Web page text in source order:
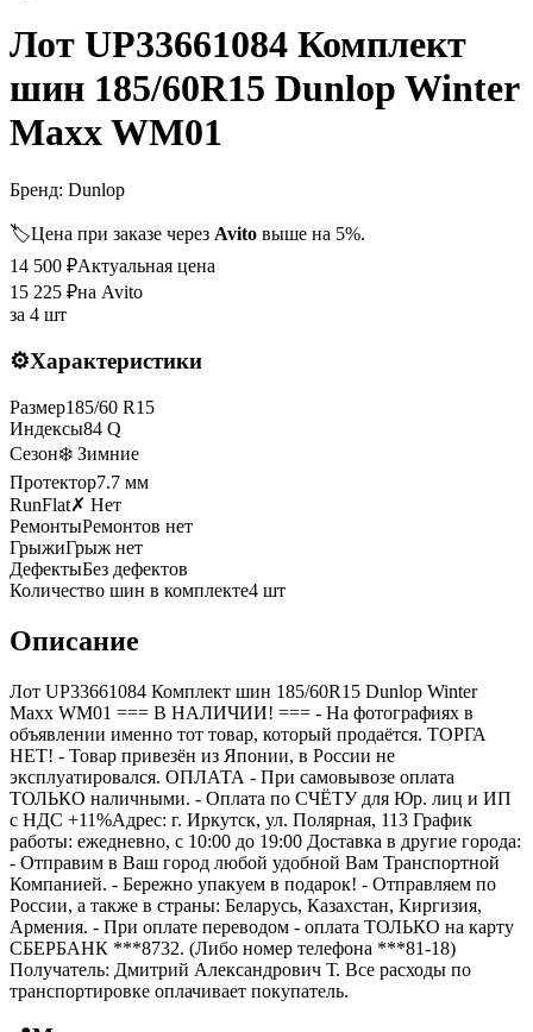
Лот UP33661084 Комплект
шин 185/60R15 Dunlop Winter
Maxx WM01
Бренд: Dunlop
🏷️Цена при заказе через Avito выше на 5%.
14 500 ₽Актуальная цена
15 225 ₽на Avito
за 4 шт
⚙️Характеристики
Размер185/60 R15
Индексы84 Q
Сезон❄️ Зимние
Протектор7.7 мм
RunFlat✗ Нет
РемонтыРемонтов нет
ГрыжиГрыж нет
ДефектыБез дефектов
Количество шин в комплекте4 шт
Описание
Лот UP33661084 Комплект шин 185/60R15 Dunlop Winter
Maxx WM01 === B НАЛИЧИИ! === - На фотографиях в
объявлении именно тот товар, который продаётся. ТОРГА
НЕТ! - Товар привезён из Японии, в России не
эксплуатировался. ОПЛАТА - При самовывозе оплата
ТОЛЬКО наличными. - Оплата по СЧЁТУ для Юр. лиц и ИП
с НДС +11%Адрес: г. Иркутск, ул. Полярная, 113 График
работы: ежедневно, с 10:00 до 19:00 Доставка в другие города:
- Отправим в Ваш город любой удобной Вам Транспортной
Компанией. - Бережно упакуем в подарок! - Отправляем по
России, а также в страны: Беларусь, Казахстан, Киргизия,
Армения. - При оплате переводом - оплата ТОЛЬКО на карту
СБЕРБАНК ***8732. (Либо номер телефона ***81-18)
Получатель: Дмитрий Александрович Т. Все расходы по
транспортировке оплачивает покупатель.